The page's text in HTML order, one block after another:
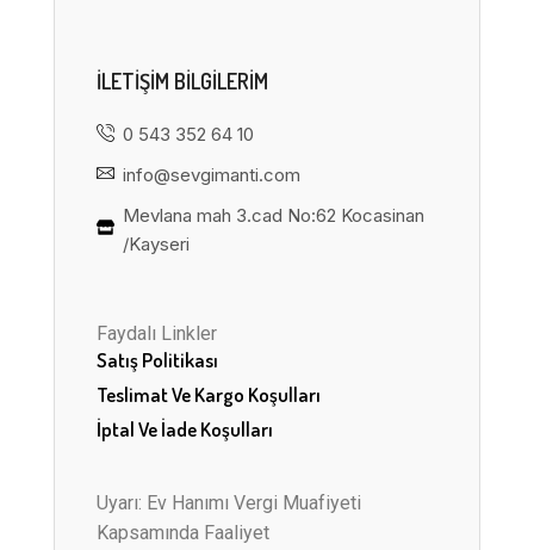
ILETIŞIM BILGILERIM
0 543 352 64 10
info@sevgimanti.com
Mevlana mah 3.cad No:62 Kocasinan
/Kayseri
Faydalı Linkler
Satış Politikası
Teslimat Ve Kargo Koşulları
İptal Ve İade Koşulları
Uyarı: Ev Hanımı Vergi Muafiyeti
Kapsamında Faaliyet